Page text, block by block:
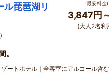
ル琵琶湖リ
）
最安料金
3,847円～
(大人2名利
。
ートホテル｜全客室にアルコール含